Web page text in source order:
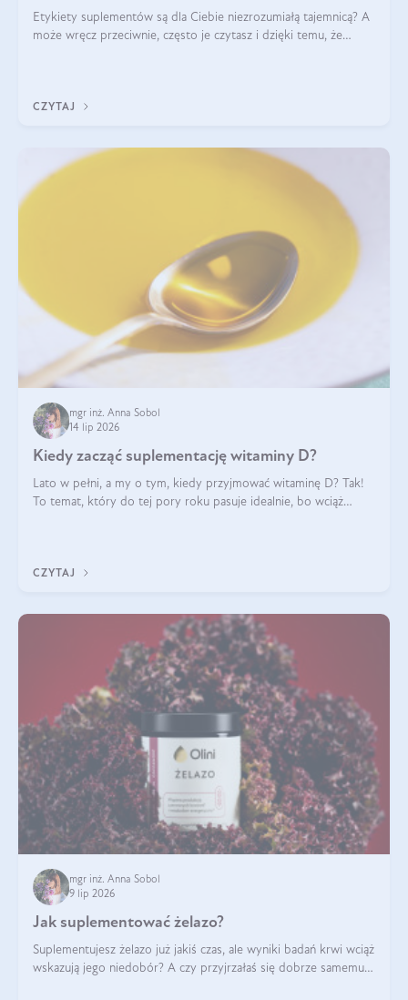
Etykiety suplementów są dla Ciebie niezrozumiałą tajemnicą? A
może wręcz przeciwnie, często je czytasz i dzięki temu, że
CZYTAJ
mgr inż. Anna Sobol
14 lip 2026
Kiedy zacząć suplementację witaminy D?
Lato w pełni, a my o tym, kiedy przyjmować witaminę D? Tak!
To temat, który do tej pory roku pasuje idealnie, bo wciąż
CZYTAJ
mgr inż. Anna Sobol
9 lip 2026
Jak suplementować żelazo?
Suplementujesz żelazo już jakiś czas, ale wyniki badań krwi wciąż
wskazują jego niedobór? A czy przyjrzałaś się dobrze samemu